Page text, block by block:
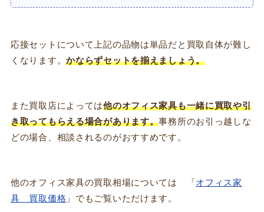
応接セットについて上記の品物は単品だと買取自体が難し
くなります。かならずセットを揃えましょう。
また買取店によっては他のオフィス家具も一緒に買取や引
き取ってもらえる場合があります。事務所のお引っ越しな
どの場合、相談されるのがおすすめです。
他のオフィス家具の買取相場については 「 オフィス家
具 買取価格 」でもご覧いただけます。